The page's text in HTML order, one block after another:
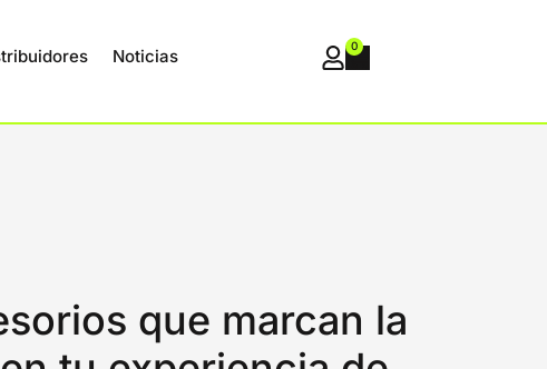
Noticias 0
que marcan la